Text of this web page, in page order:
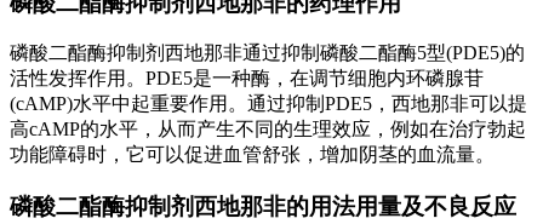
磷酸二酯酶抑制剂西地那非通过抑制磷酸二酯酶5型(PDE5)的
活性发挥作用。PDE5是一种酶，在调节细胞内环磷腺苷
(cAMP)水平中起重要作用。通过抑制PDE5，西地那非可以提
高cAMP的水平，从而产生不同的生理效应，例如在治疗勃起
功能障碍时，它可以促进血管舒张，增加阴茎的血流量。
磷酸二酯酶抑制剂西地那非的用法用量及不良反应